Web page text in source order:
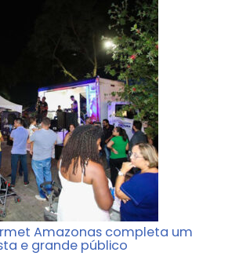
Amazonas completa um
e grande público